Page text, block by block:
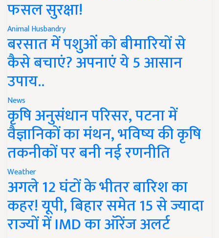
फसल सुरक्षा!
Animal Husbandry
बरसात में पशुओं को बीमारियों से
कैसे बचाएं? अपनाएं ये 5 आसान
उपाय..
News
कृषि अनुसंधान परिसर, पटना में
वैज्ञानिकों का मंथन, भविष्य की कृषि
तकनीकों पर बनी नई रणनीति
Weather
अगले 12 घंटों के भीतर बारिश का
कहर! यूपी, बिहार समेत 15 से ज्यादा
राज्यों में IMD का ऑरेंज अलर्ट